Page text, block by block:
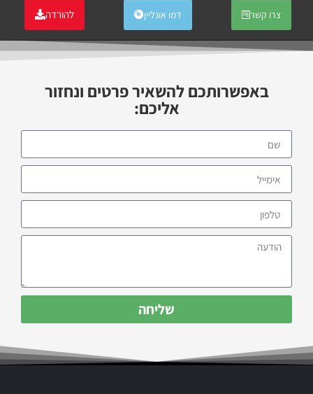
צרו קשר דמו אונליין להורדה
באפשרותכם להשאיר פרטים ונחזור
אליכם:
שליחה